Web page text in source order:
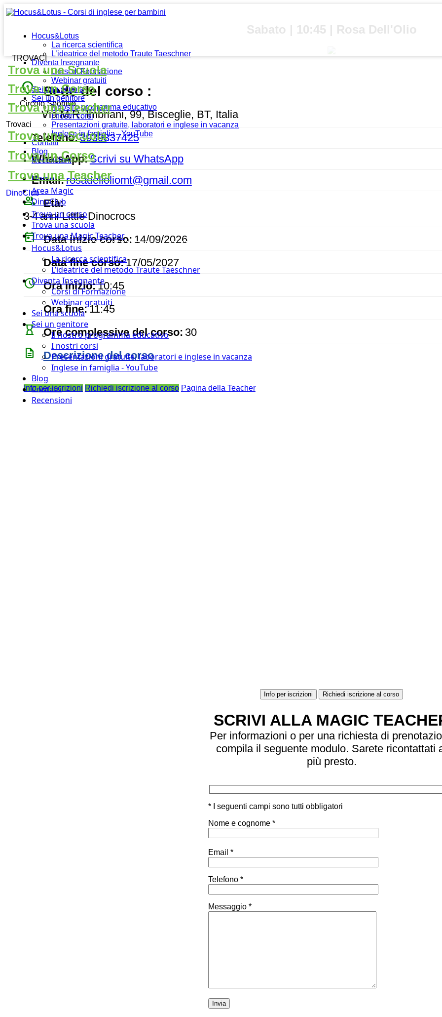
Hocus&Lotus
La ricerca scientifica
L’ideatrice del metodo Traute Taeschner
Diventa Insegnante
Corsi di Formazione
Webinar gratuiti
Sei una scuola
Sei un genitore
Il nostro programma educativo
I nostri corsi
Presentazioni gratuite, laboratori e inglese in vacanza
Inglese in famiglia - YouTube
Contatti
Blog
Recensioni
Home
Area Magic
DinoClub
Trova un corso
Trova una scuola
Trova una Magic Teacher
Hocus&Lotus
La ricerca scientifica
L’ideatrice del metodo Traute Taeschner
Diventa Insegnante
Corsi di Formazione
Webinar gratuiti
Sei una scuola
Sei un genitore
Il nostro programma educativo
I nostri corsi
Presentazioni gratuite, laboratori e inglese in vacanza
Inglese in famiglia - YouTube
Blog
Contatti
Recensioni
TROVACI
Trova una Scuola
Trova un Corso
Trova una Teacher
Trovaci
Trova una Scuola
Trova un Corso
Trova una Teacher
DinoClub
Sabato | 10:45 | Rosa Dell'Olio
place Sede del corso :
Circolo Sportivo
Via M.R. Imbriani, 99, Bisceglie, BT, Italia
Telefono:3939337425
WhatsApp:Scrivi su WhatsApp
Email:rosadelloliomt@gmail.com
people_outline
Età:
3-4 anni Little Dinocrocs
today Data inizio corso: 14/09/2026
Data fine corso:17/05/2027
watch_later Ora inizio:10:45
timer Ora fine:11:45
hourglass_empty Ore complessive del corso: 30
description Descrizione del corso
Info per iscrizioni Richiedi iscrizione al corso Pagina della Teacher
Info per iscrizioni Richiedi iscrizione al corso
SCRIVI ALLA MAGIC
Per informazioni o per una richiesta di
compila il seguente modulo. Sarete ricontattati
più presto.
* I seguenti campi sono tutti obbligatori
Nome e cognome *
Email *
Telefono *
Messaggio *